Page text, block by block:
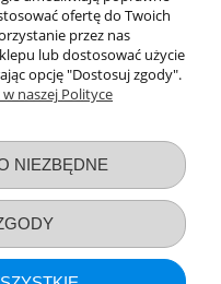
ofertę do Twoich
przez nas
lub dostosować użycie
opcję "Dostosuj zgody".
naszej Polityce
NIEZBĘDNE